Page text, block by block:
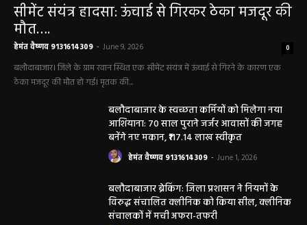
सीमेंट संयंत्र हादसा: ऊंचाई से गिरकर ठेका मजदूर की
मौत….
हेमंत वैष्णव 9131614309 - June 9, 2026 0
बलौदाबाजार। जिले के ग्राम रवान स्थित एक सीमेंट संयंत्र में ऊंचाई से गिरने के कारण एक
ठेका मजदूर की मौत हो गई। मृतक की...
बलौदाबाजार के स्वच्छता कर्मियों को मिलेगा नया
आशियाना: 70 साल पुराने जर्जर आवासों की जगह
बनेंगे नए मकान, ₹117.14 लाख स्वीकृत
हेमंत वैष्णव 9131614309 - June 1, 2026
बलौदाबाजार ब्रेकिंग: जिला प्रशासन ने नियमों के
विरुद्ध संचालित क्लीनिक को किया सील, क्लीनिक
संचालकों में मची अफरा-तफरी